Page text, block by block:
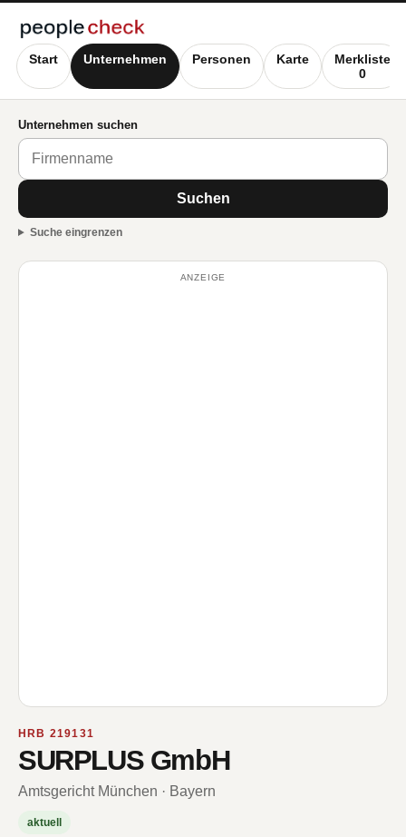
Start Unternehmen Personen Karte
Merkliste
0
Unternehmen suchen
Suchen
Suche eingrenzen
ANZEIGE
HRB 219131
SURPLUS GmbH
Amtsgericht München · Bayern
aktuell